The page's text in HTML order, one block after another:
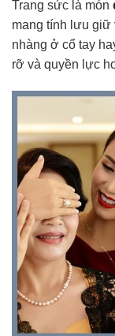
Trang sức là món
mang tính lưu giữ
nhàng ở cổ tay
rỡ và quyền lực